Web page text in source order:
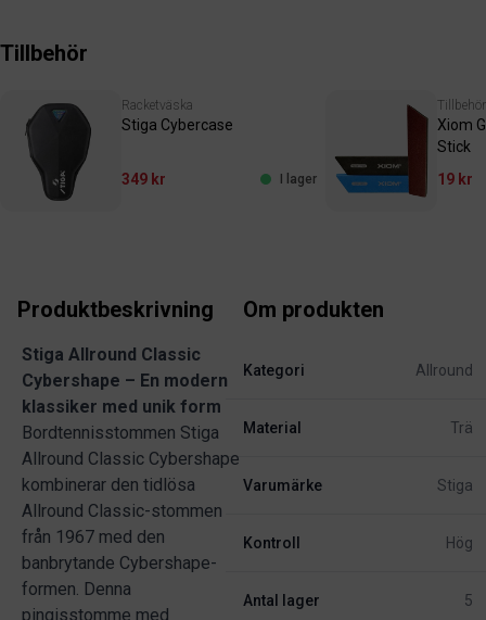
Tillbehör
Racketväska
Stiga Cybercase
349 kr I lager
Tillbehör
Xiom
Stick
19 kr
Produktbeskrivning
Stiga Allround Classic
Cybershape – En modern
klassiker med unik form
Bordtennisstommen Stiga
Allround Classic Cybershape
kombinerar den tidlösa
Allround Classic-stommen
från 1967 med den
banbrytande Cybershape-
formen. Denna
pingisstomme med
Om produkten
Kategori Allround
Material Trä
Varumärke Stiga
Kontroll Hög
Antal lager 5